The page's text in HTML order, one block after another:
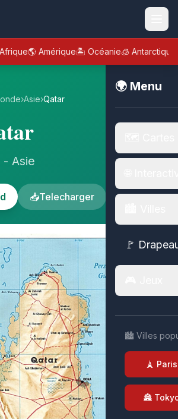
🌎 Amérique🏝️ Océanie🧊 Antarctique
🌍 Menu
🚩
🏙️ Villes
🗼 Paris
🏯
›Asie›Qatar
Asie
📥Telecharger